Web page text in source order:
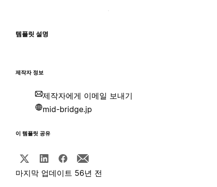
템플릿 설명
제작자 정보
제작자에게 이메일 보내기
mid-bridge.jp
이 템플릿 공유
마지막 업데이트 56년 전